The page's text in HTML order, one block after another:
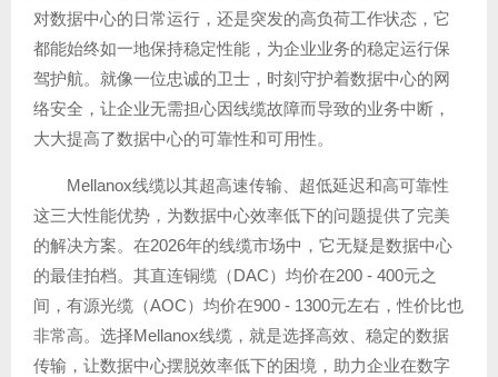
对数据中心的日常运行，还是突发的高负荷工作状态，它
都能始终如一地保持稳定性能，为企业业务的稳定运行保
驾护航。就像一位忠诚的卫士，时刻守护着数据中心的网
络安全，让企业无需担心因线缆故障而导致的业务中断，
大大提高了数据中心的可靠性和可用性。
Mellanox线缆以其超高速传输、超低延迟和高可靠性
这三大性能优势，为数据中心效率低下的问题提供了完美
的解决方案。在2026年的线缆市场中，它无疑是数据中心
的最佳拍档。其直连铜缆（DAC）均价在200 - 400元之
间，有源光缆（AOC）均价在900 - 1300元左右，性价比也
非常高。选择Mellanox线缆，就是选择高效、稳定的数据
传输，让数据中心摆脱效率低下的困境，助力企业在数字